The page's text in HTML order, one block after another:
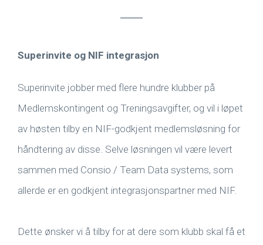
Superinvite og NIF integrasjon
Superinvite jobber med flere hundre klubber på
Medlemskontingent og Treningsavgifter, og vil i løpet
av høsten tilby en NIF-godkjent medlemsløsning for
håndtering av disse. Selve løsningen vil være levert
sammen med Consio / Team Data systems, som
allerde er en godkjent integrasjonspartner med NIF.
Dette ønsker vi å tilby for at dere som klubb skal få et